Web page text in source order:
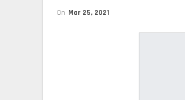
On Mar 25, 2021